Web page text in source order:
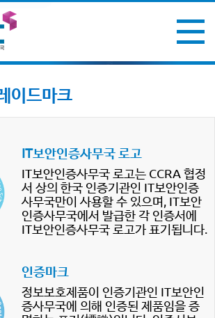
이드마크
IT보안인증사무국 로고
IT보안인증사무국 로고는 CCRA 협정
서 상의 한국 인증기관인 IT보안인증
사무국만이 사용할 수 있으며, IT보안
인증사무국에서 발급한 각 인증서에
IT보안인증사무국 로고가 표기됩니다.
인증마크
정보보호제품이 인증기관인 IT보안인
증사무국에 의해 인증된 제품임을 증